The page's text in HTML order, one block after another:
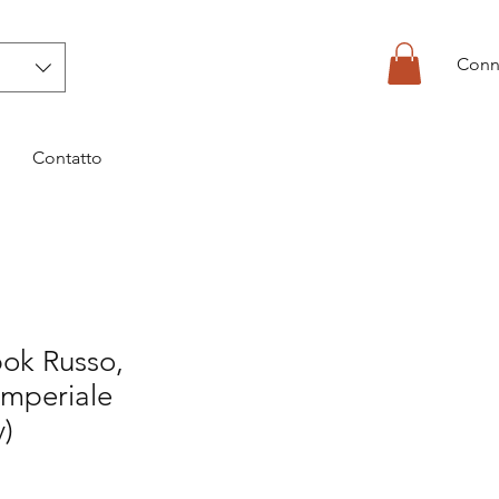
Contatto
Russo,